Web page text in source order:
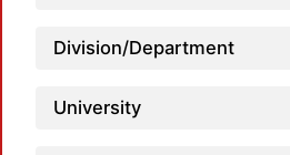
Division/Department
University